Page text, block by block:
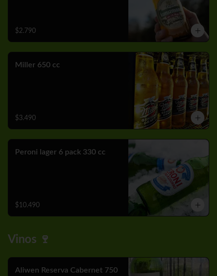
$2.790
Miller 650 cc
$3.490
Peroni lager 6 pack 330 cc
$10.490
Vinos 🍷
Aliwen Reserva Cabernet 750